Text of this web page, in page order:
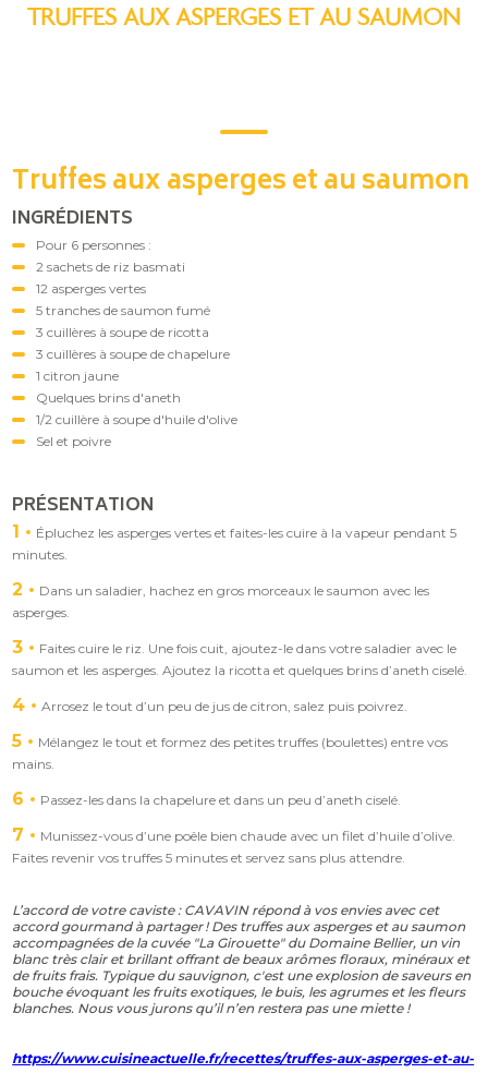
TRUFFES AUX ASPERGES ET AU SAUMON
Truffes aux asperges et au saumon
INGRÉDIENTS
Pour 6 personnes :
2 sachets de riz basmati
12 asperges vertes
5 tranches de saumon fumé
3 cuillères à soupe de ricotta
3 cuillères à soupe de chapelure
1 citron jaune
Quelques brins d'aneth
1/2 cuillère à soupe d'huile d'olive
Sel et poivre
PRÉSENTATION
1
Épluchez les asperges vertes et faites-les cuire à la vapeur pendant 5
minutes.
2
Dans un saladier, hachez en gros morceaux le saumon avec les
asperges.
3
Faites cuire le riz. Une fois cuit, ajoutez-le dans votre saladier avec le
saumon et les asperges. Ajoutez la ricotta et quelques brins d’aneth ciselé.
4 Arrosez le tout d’un peu de jus de citron, salez puis poivrez.
5
Mélangez le tout et formez des petites truffes (boulettes) entre vos
mains.
6 Passez-les dans la chapelure et dans un peu d’aneth ciselé.
7
Munissez-vous d’une poêle bien chaude avec un filet d’huile d’olive.
Faites revenir vos truffes 5 minutes et servez sans plus attendre.
L’accord de votre caviste : CAVAVIN répond à vos envies avec cet
accord gourmand à partager ! Des truffes aux asperges et au saumon
accompagnées de la cuvée "La Girouette" du Domaine Bellier, un vin
blanc très clair et brillant offrant de beaux arômes floraux, minéraux et
de fruits frais. Typique du sauvignon, c'est une explosion de saveurs en
bouche évoquant les fruits exotiques, le buis, les agrumes et les fleurs
blanches. Nous vous jurons qu’il n’en restera pas une miette !
https://www.cuisineactuelle.fr/recettes/truffes-aux-asperges-et-au-